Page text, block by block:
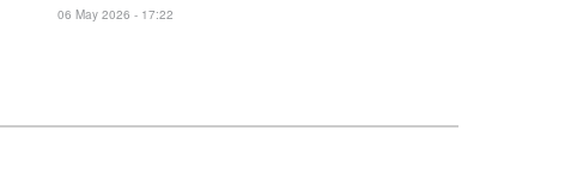
06 May 2026 - 17:22